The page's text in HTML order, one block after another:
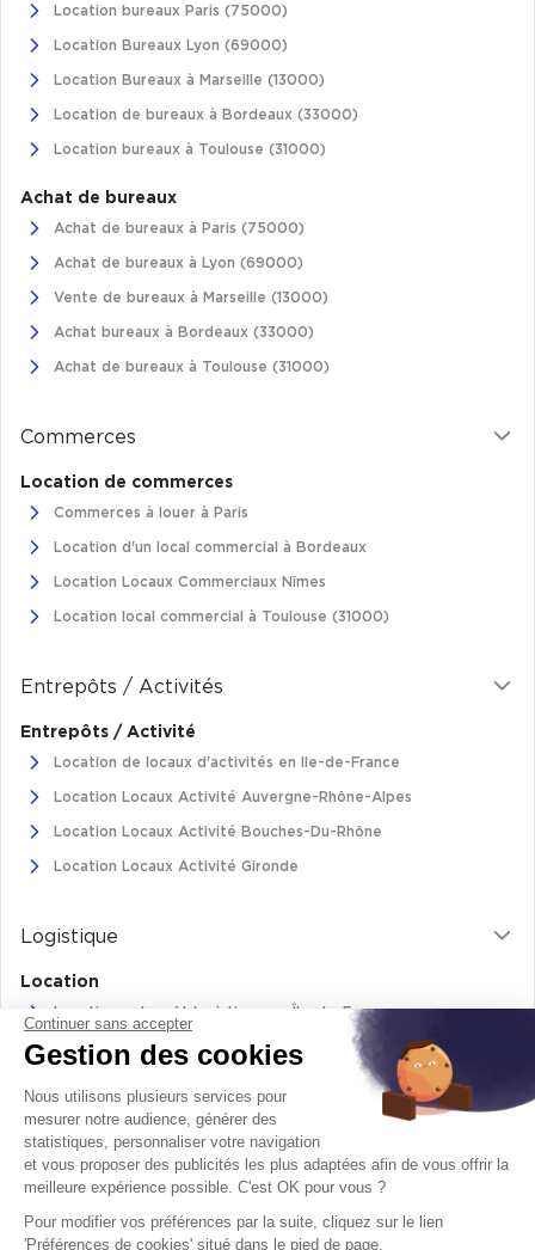
Location bureaux Paris (75000)
Location Bureaux Lyon (69000)
Location Bureaux à Marseille (13000)
Location de bureaux à Bordeaux (33000)
Location bureaux à Toulouse (31000)
Achat de bureaux
Achat de bureaux à Paris (75000)
Achat de bureaux à Lyon (69000)
Vente de bureaux à Marseille (13000)
Achat bureaux à Bordeaux (33000)
Achat de bureaux à Toulouse (31000)
Commerces
Location de commerces
Commerces à louer à Paris
Location d'un local commercial à Bordeaux
Location Locaux Commerciaux Nîmes
Location local commercial à Toulouse (31000)
Entrepôts / Activités
Entrepôts / Activité
Location de locaux d'activités en Ile-de-France
Location Locaux Activité Auvergne-Rhône-Alpes
Location Locaux Activité Bouches-Du-Rhône
Location Locaux Activité Gironde
Logistique
Location
Location entrepôt logistique en Île-de-France
Location entrepôt logistique Pas-de-Calais
Location de bâtiments logistiques en Auvergne-Rhône-Alpes
Location Logistique Bouches-Du-Rhône
facebooktwitter instagramyoutube
Continuer sans accepter
Gestion des cookies
Nous utilisons plusieurs services pour
mesurer notre audience, générer des
statistiques, personnaliser votre navigation
et vous proposer des publicités les plus adaptées afin de vous offrir la
meilleure expérience possible. C'est OK pour vous ?
Pour modifier vos préférences par la suite, cliquez sur le lien
'Préférences de cookies' situé dans le pied de page.